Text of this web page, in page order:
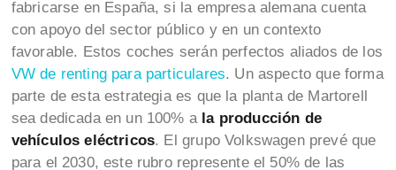
fabricarse en España, si la empresa alemana cuenta
con apoyo del sector público y en un contexto
favorable. Estos coches serán perfectos aliados de los
VW de renting para particulares. Un aspecto que forma
parte de esta estrategia es que la planta de Martorell
sea dedicada en un 100% a la producción de
vehículos eléctricos. El grupo Volkswagen prevé que
para el 2030, este rubro represente el 50% de las